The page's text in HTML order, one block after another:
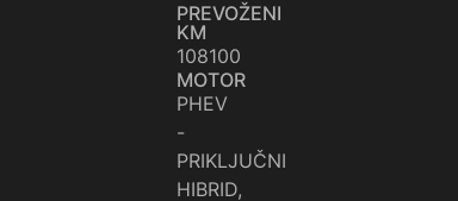
PREVOŽENI
KM
108100
MOTOR
PHEV
-
PRIKLJUČNI
HIBRID,